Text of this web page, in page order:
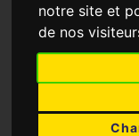
notre site et
de nos
Pop-Lazic